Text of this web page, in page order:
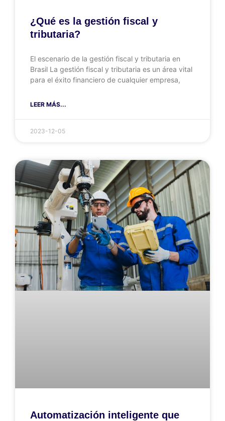
¿Qué es la gestión fiscal y
tributaria?
El escenario de la gestión fiscal y tributaria en
Brasil La gestión fiscal y tributaria es un área vital
para el éxito financiero de cualquier empresa,
LEER MÁS...
2023-12-05
Automatización inteligente que